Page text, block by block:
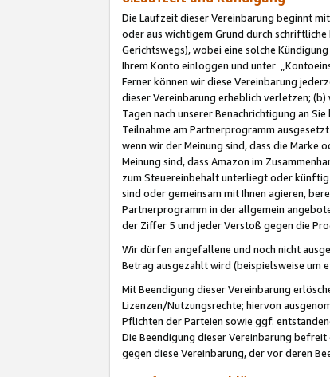
Die Laufzeit dieser Vereinbarung beginnt
oder aus wichtigem Grund durch
Gerichtswegs), wobei eine solche
Ihrem Konto einloggen und unter
Ferner können wir diese Vereinbarung
dieser Vereinbarung erheblich verletzen;
Tagen nach unserer Benachrichtigung an
Teilnahme am Partnerprogramm
wenn wir der Meinung sind, dass die Marke
Meinung sind, dass Amazon im
zum Steuereinbehalt unterliegt oder künftig
sind oder gemeinsam mit Ihnen agieren,
Partnerprogramm in der allgemein
der Ziffer 5 und jeder Verstoß gegen die
Wir dürfen angefallene und noch nicht
Betrag ausgezahlt wird (beispielsweise um
Mit Beendigung dieser Vereinbarung
Lizenzen/Nutzungsrechte; hiervon
Pflichten der Parteien sowie ggf.
Die Beendigung dieser Vereinbarung
gegen diese Vereinbarung, der vor deren